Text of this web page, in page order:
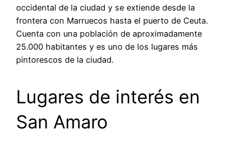
occidental de la ciudad y se extiende desde la
frontera con Marruecos hasta el puerto de Ceuta.
Cuenta con una población de aproximadamente
25.000 habitantes y es uno de los lugares más
pintorescos de la ciudad.
Lugares de interés en
San Amaro